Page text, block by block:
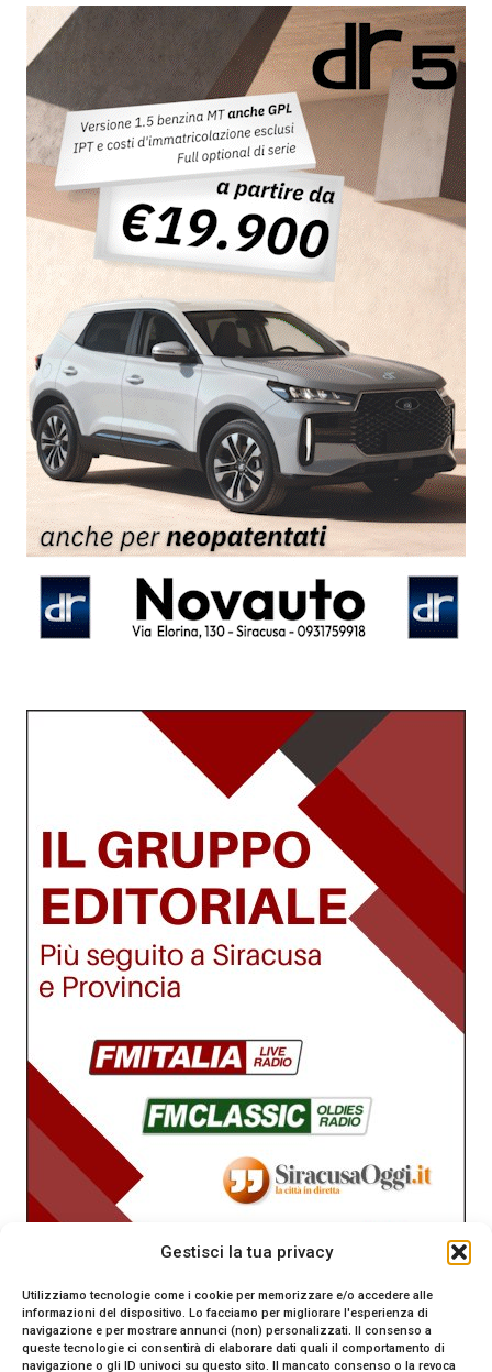
Gestisci la tua privacy
Utilizziamo tecnologie come i cookie per memorizzare e/o accedere alle
informazioni del dispositivo. Lo facciamo per migliorare l'esperienza di
navigazione e per mostrare annunci (non) personalizzati. Il consenso a
queste tecnologie ci consentirà di elaborare dati quali il comportamento di
navigazione o gli ID univoci su questo sito. Il mancato consenso o la revoca